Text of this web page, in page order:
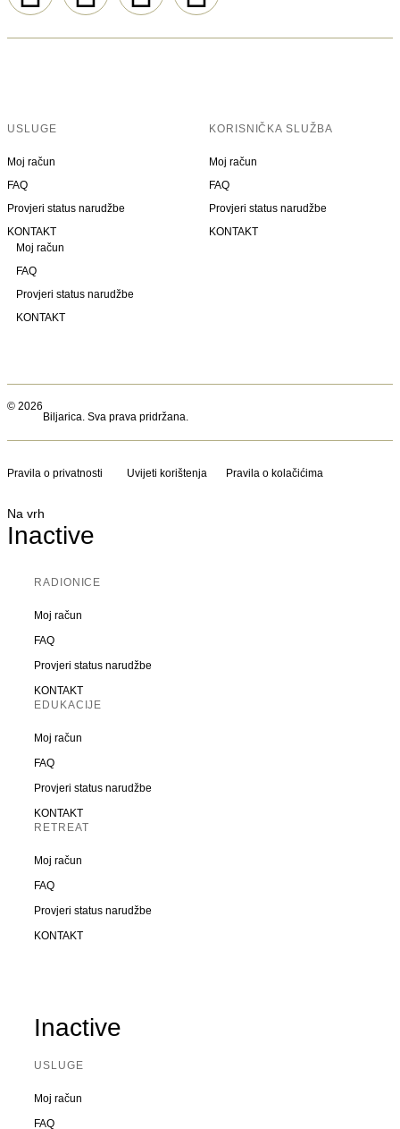
USLUGE
Moj račun
FAQ
Provjeri status narudžbe
KONTAKT
KORISNIČKA SLUŽBA
Moj račun
FAQ
Provjeri status narudžbe
KONTAKT
Moj račun
FAQ
Provjeri status narudžbe
KONTAKT
© 2026
Biljarica. Sva prava pridržana.
Pravila o privatnosti Uvijeti korištenja Pravila o kolačićima
Na vrh
Inactive
RADIONICE
Moj račun
FAQ
Provjeri status narudžbe
KONTAKT
EDUKACIJE
Moj račun
FAQ
Provjeri status narudžbe
KONTAKT
RETREAT
Moj račun
FAQ
Provjeri status narudžbe
KONTAKT
Inactive
USLUGE
Moj račun
FAQ